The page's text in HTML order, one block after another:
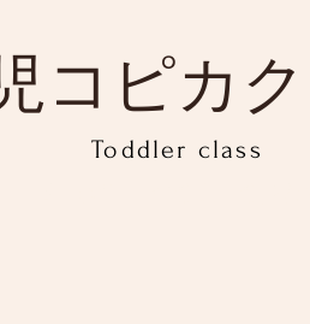
コピカ
Toddler class